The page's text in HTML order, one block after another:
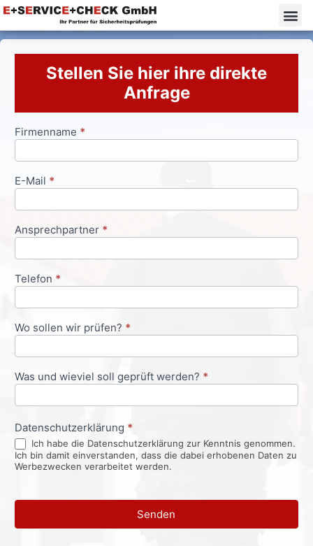
Stellen Sie hier ihre direkte
Anfrage
Anfrageformular
Firmenname *
E-Mail *
Ansprechpartner *
Telefon *
Wo sollen wir prüfen? *
Was und wieviel soll geprüft werden? *
Datenschutzerklärung *
Ich habe die Datenschutzerklärung zur Kenntnis genommen.
Ich bin damit einverstanden, dass die dabei erhobenen Daten zu
Werbezwecken verarbeitet werden.
Senden